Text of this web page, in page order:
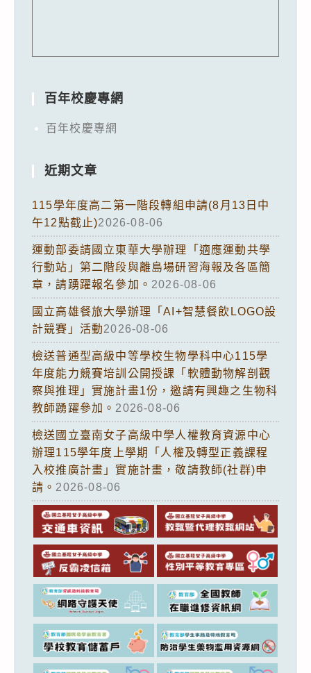
百年校慶專網
百年校慶專網
近期文章
115學年度高二第一階段轉組申請(8月13日中
午12點截止)2026-08-06
運動部委請國立東華大學辦理「適應運動共學
行動站」第二階段與離島場研習海報及各區簡
章，請踴躍報名參加。 2026-08-06
國立高雄餐旅大學辦理「AI+智慧餐飲LOGO設
計競賽」活動2026-08-06
檢送普通型高級中等學校生物學科中心115學
年度能力競賽培訓公開授課「軟體動物解剖觀
察與推理」實施計畫1份，邀請有興趣之生物科
教師踴躍參加。 2026-08-06
檢送國立臺南女子高級中學人權教育資源中心
辦理115學年度上學期「人權及轉型正義課程
入校推廣計畫」實施計畫，敬請教師(社群)申
請。 2026-08-06